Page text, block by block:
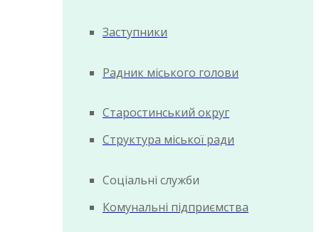
Заступники
Радник міського голови
Старостинський округ
Структура міської ради
Соціальні служби
Комунальні підприємства